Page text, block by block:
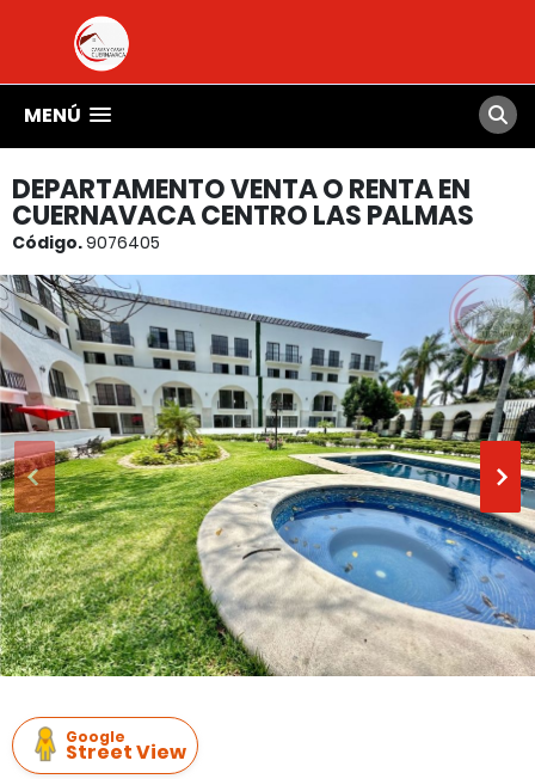
MENÚ
DEPARTAMENTO VENTA O RENTA EN
CUERNAVACA CENTRO LAS PALMAS
Código.9076405
Google
Street View